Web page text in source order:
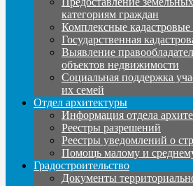
категориям граждан
Комплексные кадастровые
Государственная
Выявление
объектов недвижимости
Социальная поддержка
их семей
Отдел архитектуры
Информация отдела
Реестры разрешений
Реестры уведомлений о
Помощь малому и
Градостроительство
Документы